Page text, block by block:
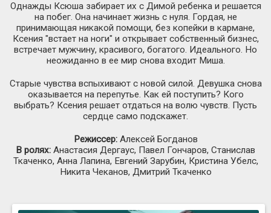
Однажды Ксюша забирает их с Димой ребенка и решается
на побег. Она начинает жизнь с нуля. Гордая, не
принимающая никакой помощи, без копейки в кармане,
Ксения "встает на ноги" и открывает собственный бизнес,
встречает мужчину, красивого, богатого. Идеального. Но
неожиданно в ее мир снова входит Миша.
Старые чувства вспыхивают с новой силой. Девушка снова
оказывается на перепутье. Как ей поступить? Кого
выбрать? Ксения решает отдаться на волю чувств. Пусть
сердце само подскажет.
Режиссер:Алексей Богданов
В ролях: Анастасия Дергаус, Павел Гончаров, Станислав
Ткаченко, Анна Лапина, Евгений Зарубин, Кристина Убелс,
Никита Чеканов, Дмитрий Ткаченко